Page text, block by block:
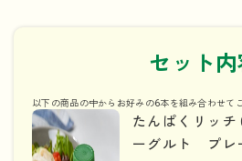
【定期便をお申し込みの方へ】
し込み後、マイページ内「定期購
ット内容を変更することができま
ことなく、フレーバーを変更する
セット内
以下の商品の中からお好みの6本を組み合わせて
たんぱくリッチ
ーグルト プレ